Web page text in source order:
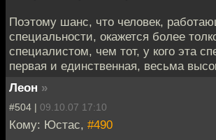
Поэтому шанс, что человек,
специальности, окажется более
специалистом, чем тот, у кого эта
первая и единственная, весьма
Леон »
#504 | 09.10.07 17:10
Кому: Юстас, #490